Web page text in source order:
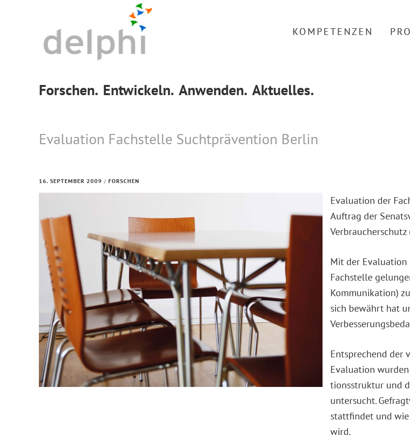
primary
navigation
main
content
footer
KOMPETENZEN
Forschen. Entwickeln. Anwenden. Aktuelles.
Evaluation Fachstelle Suchtprävention Berlin
16. SEPTEMBER 2009 / FORSCHEN
Evaluation der
Auftrag der
Verbraucherschutz
Mit der
Fachstelle
Kommunikation)
sich bewährt hat
Entsprechend der
Evaluation
tionsstruktur und
untersucht.
stattfindet und
wird.